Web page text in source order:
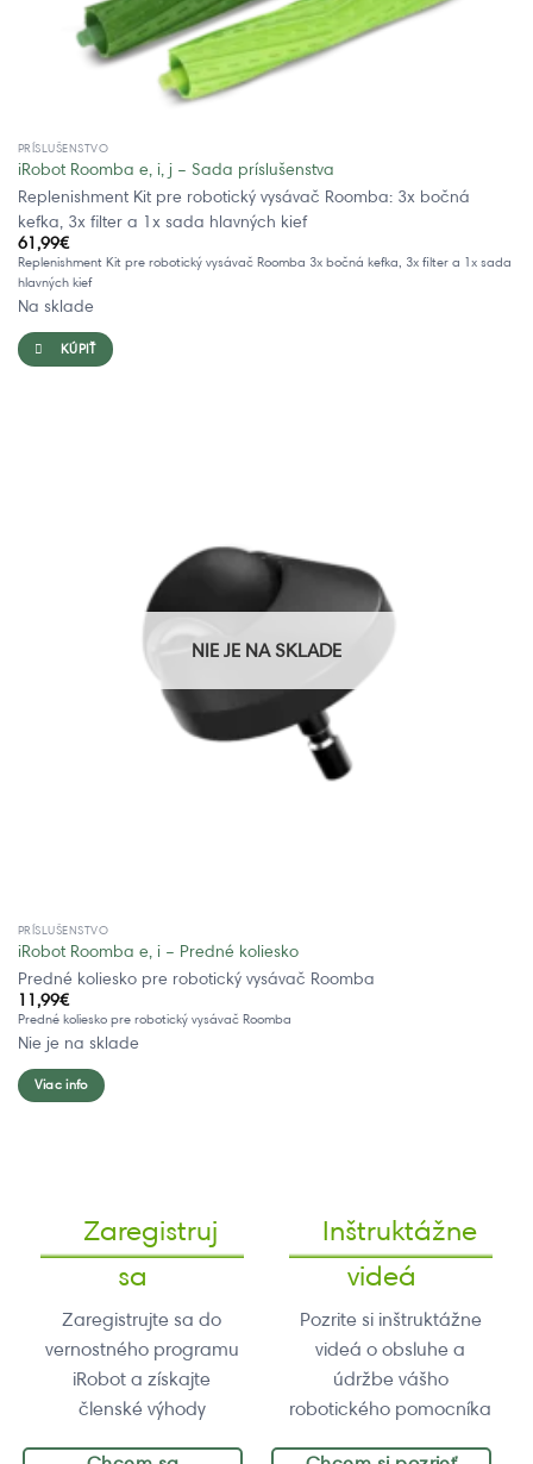
PRÍSLUŠENSTVO
iRobot Roomba e, i, j – Sada príslušenstva
Replenishment Kit pre robotický vysávač Roomba: 3x bočná
kefka, 3x filter a 1x sada hlavných kief
61,99€
Replenishment Kit pre robotický vysávač Roomba 3x bočná kefka, 3x filter a 1x sada
hlavných kief
Na sklade
KÚPIŤ
NIE JE NA SKLADE
PRÍSLUŠENSTVO
iRobot Roomba e, i – Predné koliesko
Predné koliesko pre robotický vysávač Roomba
11,99€
Predné koliesko pre robotický vysávač Roomba
Nie je na sklade
Viac info
Zaregistruj
sa
Zaregistrujte sa do
vernostného programu
iRobot a získajte
členské výhody
Inštruktážne
videá
Pozrite si inštruktážne
videá o obsluhe a
údržbe vášho
robotického pomocníka